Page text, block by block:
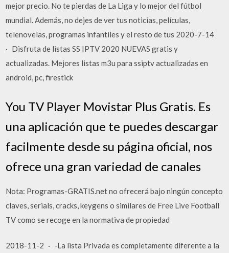
mejor precio. No te pierdas de La Liga y lo mejor del fútbol
mundial. Además, no dejes de ver tus noticias, películas,
telenovelas, programas infantiles y el resto de tus 2020-7-14
· Disfruta de listas SS IPTV 2020 NUEVAS gratis y
actualizadas. Mejores listas m3u para ssiptv actualizadas en
android, pc, firestick
You TV Player Movistar Plus Gratis. Es
una aplicación que te puedes descargar
facilmente desde su página oficial, nos
ofrece una gran variedad de canales
Nota: Programas-GRATIS.net no ofrecerá bajo ningún concepto
claves, serials, cracks, keygens o similares de Free Live Football
TV como se recoge en la normativa de propiedad
2018-11-2 · -La lista Privada es completamente diferente a la